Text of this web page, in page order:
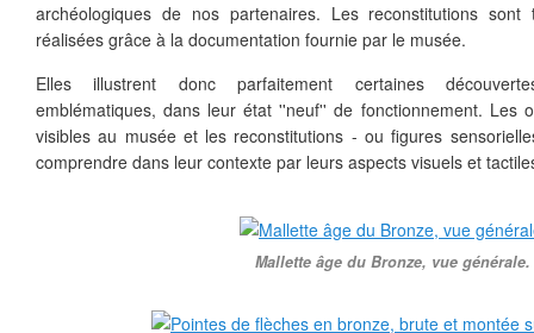
archéologiques de nos partenaires. Les reconstitutions
réalisées grâce à la documentation fournie par le musée.
Elles illustrent donc parfaitement certaines
emblématiques, dans leur état ''neuf'' de fonctionnement. Les
visibles au musée et les reconstitutions - ou figures
comprendre dans leur contexte par leurs aspects visuels et
Mallette âge du Bronze, vue générale.